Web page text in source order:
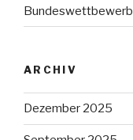
Bundeswettbewerb
ARCHIV
Dezember 2025